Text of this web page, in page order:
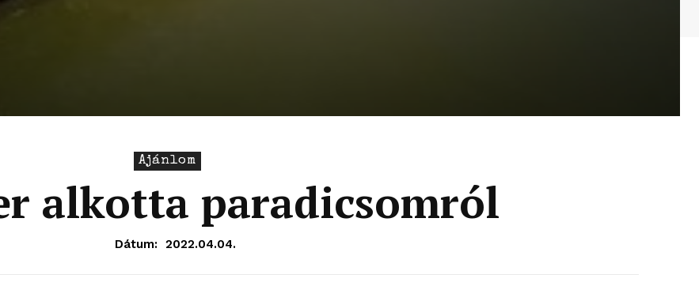
Ajánlom
alkotta paradicsomról
Dátum: 2022.04.04.